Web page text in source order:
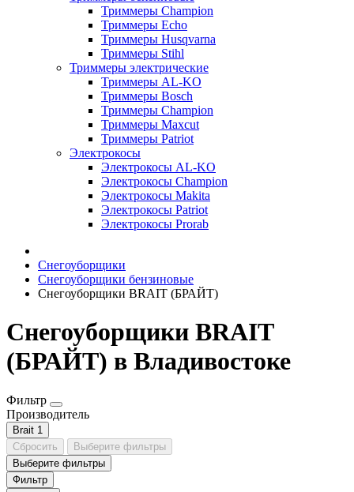
Триммеры Champion
Триммеры Echo
Триммеры Husqvarna
Триммеры Stihl
Триммеры электрические
Триммеры AL-KO
Триммеры Bosch
Триммеры Champion
Триммеры Maxcut
Триммеры Patriot
Электрокосы
Электрокосы AL-KO
Электрокосы Champion
Электрокосы Makita
Электрокосы Patriot
Электрокосы Prorab
Снегоуборщики
Снегоуборщики бензиновые
Снегоуборщики BRAIT (БРАЙТ)
Снегоуборщики BRAIT
(БРАЙТ) в Владивостоке
Фильтр
Производитель
Brait 1
Сбросить
Выберите фильтры
Выберите фильтры
Фильтр